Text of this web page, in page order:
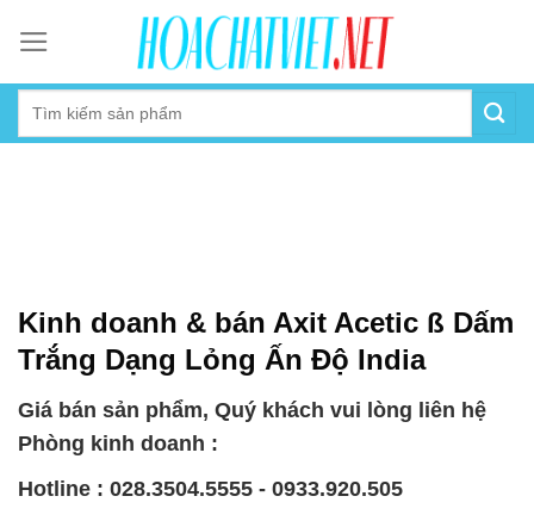
content
Kinh doanh & bán Axit Acetic ß Dấm
Trắng Dạng Lỏng Ấn Độ India
Giá bán sản phẩm, Quý khách vui lòng liên hệ
Phòng kinh doanh :
Hotline : 028.3504.5555 - 0933.920.505